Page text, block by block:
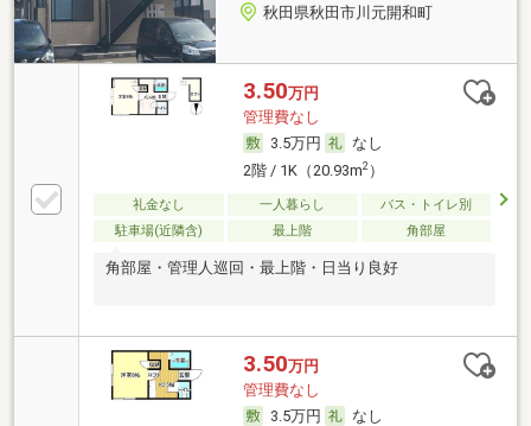
秋田県秋田市川元開和町
3.50万円
管理費なし
3.5万円
なし
2階 / 1K（20.93m2）
礼金なし 一人暮らし
バス・トイレ別
駐車場(近隣含)
最上階 角部屋
角部屋・管理人巡回・最上階・日当り良好
3.50万円
管理費なし
3.5万円
なし